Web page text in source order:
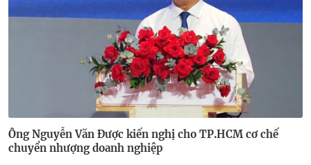
Ông Nguyễn Văn Được kiến nghị cho TP.HCM cơ chế
chuyển nhượng doanh nghiệp